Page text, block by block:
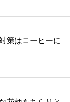
策はコーヒーに